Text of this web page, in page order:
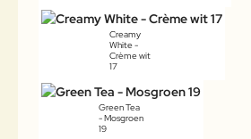
Creamy
White -
Crème wit
17
Green Tea
- Mosgroen
19